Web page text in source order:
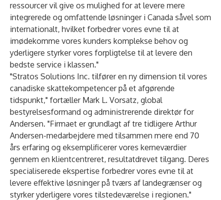
ressourcer vil give os mulighed for at levere mere
integrerede og omfattende løsninger i Canada såvel som
internationalt, hvilket forbedrer vores evne til at
imødekomme vores kunders komplekse behov og
yderligere styrker vores forpligtelse til at levere den
bedste service i klassen."
"Stratos Solutions Inc. tilfører en ny dimension til vores
canadiske skattekompetencer på et afgørende
tidspunkt," fortæller Mark L. Vorsatz, global
bestyrelsesformand og administrerende direktør for
Andersen. "Firmaet er grundlagt af tre tidligere Arthur
Andersen-medarbejdere med tilsammen mere end 70
års erfaring og eksemplificerer vores kerneværdier
gennem en klientcentreret, resultatdrevet tilgang. Deres
specialiserede ekspertise forbedrer vores evne til at
levere effektive løsninger på tværs af landegrænser og
styrker yderligere vores tilstedeværelse i regionen."